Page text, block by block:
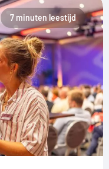
7 minuten leestijd